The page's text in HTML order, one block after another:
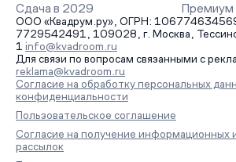
Сдача в 2029
Премиум
ООО «Квадрум.ру», ОГРН:
7729542491, 109028, г. Москва,
1 info@kvadroom.ru
Для связи по вопросам связанными с
reklama@kvadroom.ru
Согласие на обработку персональных
конфиденциальности
Пользовательское соглашение
Согласие на получение информационных
рассылок